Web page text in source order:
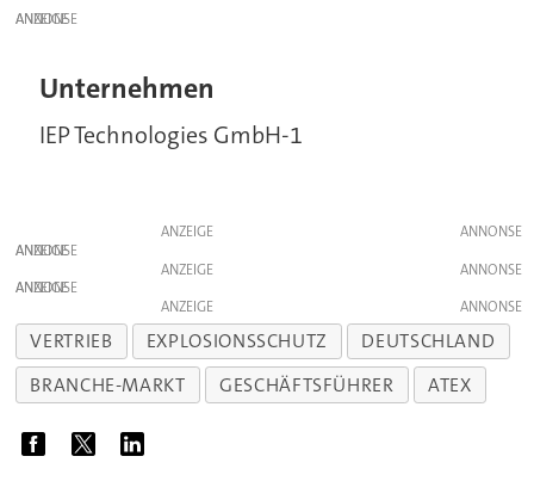
ANZEIGE
Unternehmen
IEP Technologies GmbH-1
ANZEIGE
ANZEIGE
ANZEIGE
ANZEIGE
ANZEIGE
VERTRIEB EXPLOSIONSSCHUTZ
DEUTSCHLAND
BRANCHE-MARKT
GESCHÄFTSFÜHRER ATEX